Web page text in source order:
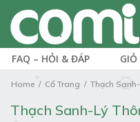
FAQ – HỎI & ĐÁP GIỎ
Home Cổ Trang Thạch
Thạch Sanh-Lý